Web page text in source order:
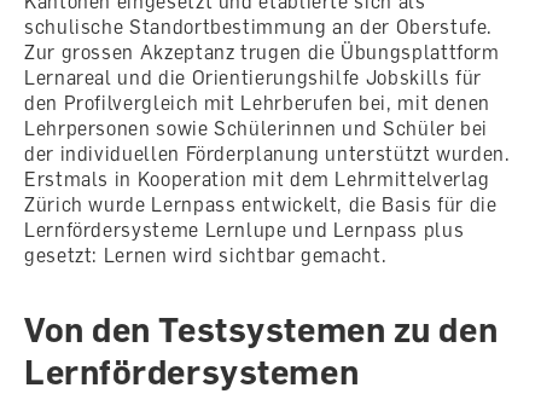
schulische Standortbestimmung an der Oberstufe.
Zur grossen Akzeptanz trugen die Übungsplattform
Lernareal und die Orientierungshilfe Jobskills für
den Profilvergleich mit Lehrberufen bei, mit denen
Lehrpersonen sowie Schülerinnen und Schüler bei
der individuellen Förderplanung unterstützt wurden.
Erstmals in Kooperation mit dem Lehrmittelverlag
Zürich wurde Lernpass entwickelt, die Basis für die
Lernfördersysteme Lernlupe und Lernpass plus
gesetzt: Lernen wird sichtbar gemacht.
Von den Testsystemen zu den
Lernfördersystemen